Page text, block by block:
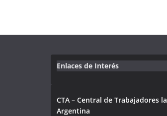
Enlaces de Interés
CTA – Central de Trabajadores la
Argentina